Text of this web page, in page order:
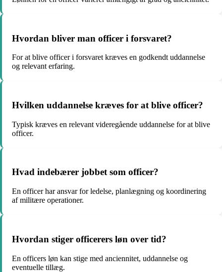
Hvordan bliver man officer i forsvaret?
For at blive officer i forsvaret kræves en godkendt uddannelse
og relevant erfaring.
Hvilken uddannelse kræves for at blive officer?
Typisk kræves en relevant videregående uddannelse for at blive
officer.
Hvad indebærer jobbet som officer?
En officer har ansvar for ledelse, planlægning og koordinering
af militære operationer.
Hvordan stiger officerers løn over tid?
En officers løn kan stige med anciennitet, uddannelse og
eventuelle tillæg.